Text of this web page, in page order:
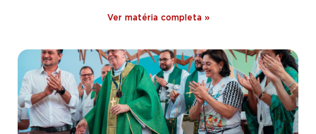
Ver matéria completa »